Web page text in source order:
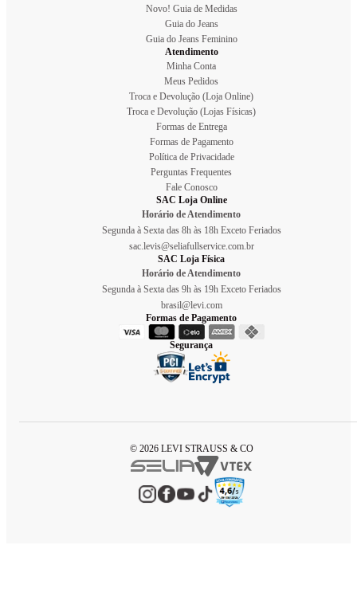
Novo! Guia de Medidas
Guia do Jeans
Guia do Jeans Feminino
Atendimento
Minha Conta
Meus Pedidos
Troca e Devolução (Loja Online)
Troca e Devolução (Lojas Físicas)
Formas de Entrega
Formas de Pagamento
Política de Privacidade
Perguntas Frequentes
Fale Conosco
SAC Loja Online
Horário de Atendimento
Segunda à Sexta das 8h às 18h Exceto Feriados
sac.levis@seliafullservice.com.br
SAC Loja Física
Horário de Atendimento
Segunda à Sexta das 9h às 19h Exceto Feriados
brasil@levi.com
Formas de Pagamento
Segurança
© 2026 LEVI STRAUSS & CO